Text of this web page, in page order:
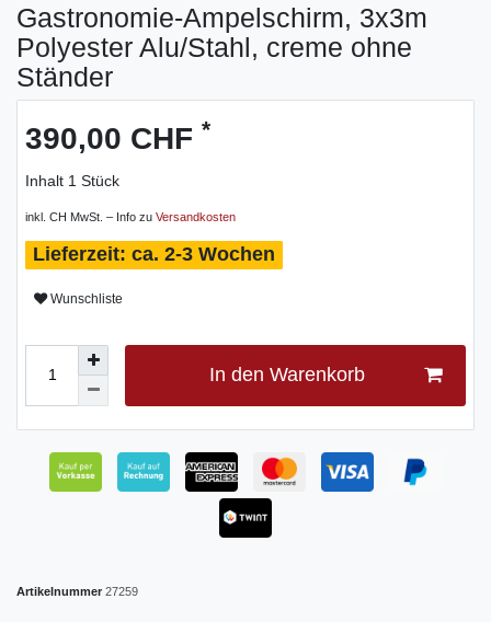
Gastronomie-Ampelschirm, 3x3m
Polyester Alu/Stahl, creme ohne
Ständer
390,00 CHF *
Inhalt 1 Stück
inkl. CH MwSt. – Info zu Versandkosten
ca. 2-3 Wochen
Wunschliste
In den Warenkorb
Artikelnummer 27259